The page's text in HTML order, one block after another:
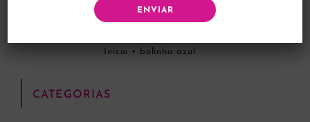
Início • bolinha azul
CATEGORIAS
ENVIAR